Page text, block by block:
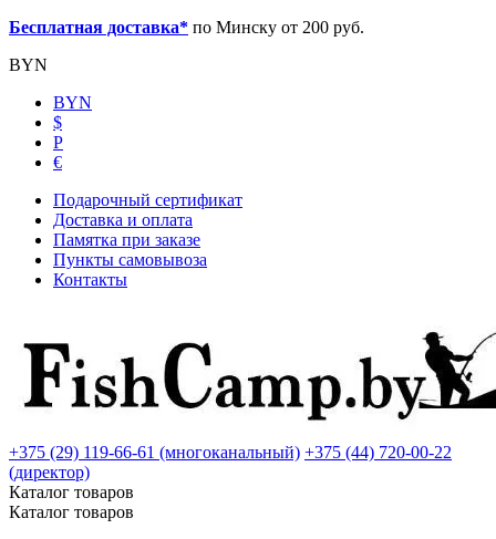
Бесплатная доставка* по Минску от 200 руб.
BYN
BYN
$
Р
€
Подарочный сертификат
Доставка и оплата
Памятка при заказе
Пункты самовывоза
Контакты
+375 (29) 119-66-61 (многоканальный) +375 (44) 720-00-22
(директор)
Каталог товаров
Каталог товаров